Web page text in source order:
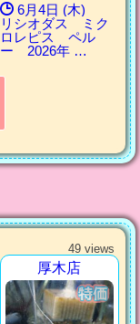
6月4日 (木)
リシオダス ミク
ロレピス ペル
ー 2026年 …
49 views
厚木店